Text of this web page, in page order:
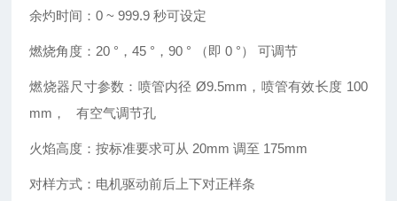
余灼时间：0 ~ 999.9 秒可设定
燃烧角度：20 °，45 °，90 ° （即 0 °） 可调节
燃烧器尺寸参数：喷管内径 Ø9.5mm，喷管有效长度 100
mm， 有空气调节孔
火焰高度：按标准要求可从 20mm 调至 175mm
对样方式：电机驱动前后上下对正样条